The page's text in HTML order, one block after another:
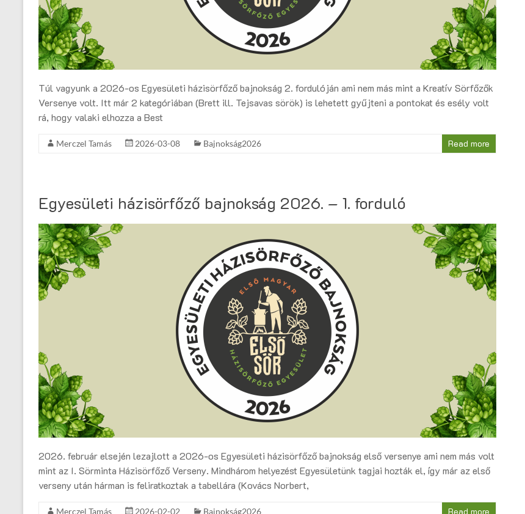
Túl vagyunk a 2026-os Egyesületi házisörfőző bajnokság 2. fordulóján ami nem más mint a Kreatív Sörfőzők
Versenye volt. Itt már 2 kategóriában (Brett ill. Tejsavas sörök) is lehetett gyűjteni a pontokat és esély volt
rá, hogy valaki elhozza a Best
Merczel Tamás 2026-03-08 Bajnokság2026 Read more
Egyesületi házisörfőző bajnokság 2026. – 1. forduló
2026. február elsején lezajlott a 2026-os Egyesületi házisörfőző bajnokság első versenye ami nem más volt
mint az I. Sörminta Házisörfőző Verseny. Mindhárom helyezést Egyesületünk tagjai hozták el, így már az első
verseny után hárman is feliratkoztak a tabellára (Kovács Norbert,
Merczel Tamás 2026-02-02 Bajnokság2026 Read more